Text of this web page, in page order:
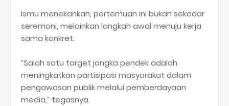
Ismu menekankan, pertemuan ini bukan sekadar
seremoni, melainkan langkah awal menuju kerja
sama konkret.
“Salah satu target jangka pendek adalah
meningkatkan partisipasi masyarakat dalam
pengawasan publik melalui pemberdayaan
media,” tegasnya.